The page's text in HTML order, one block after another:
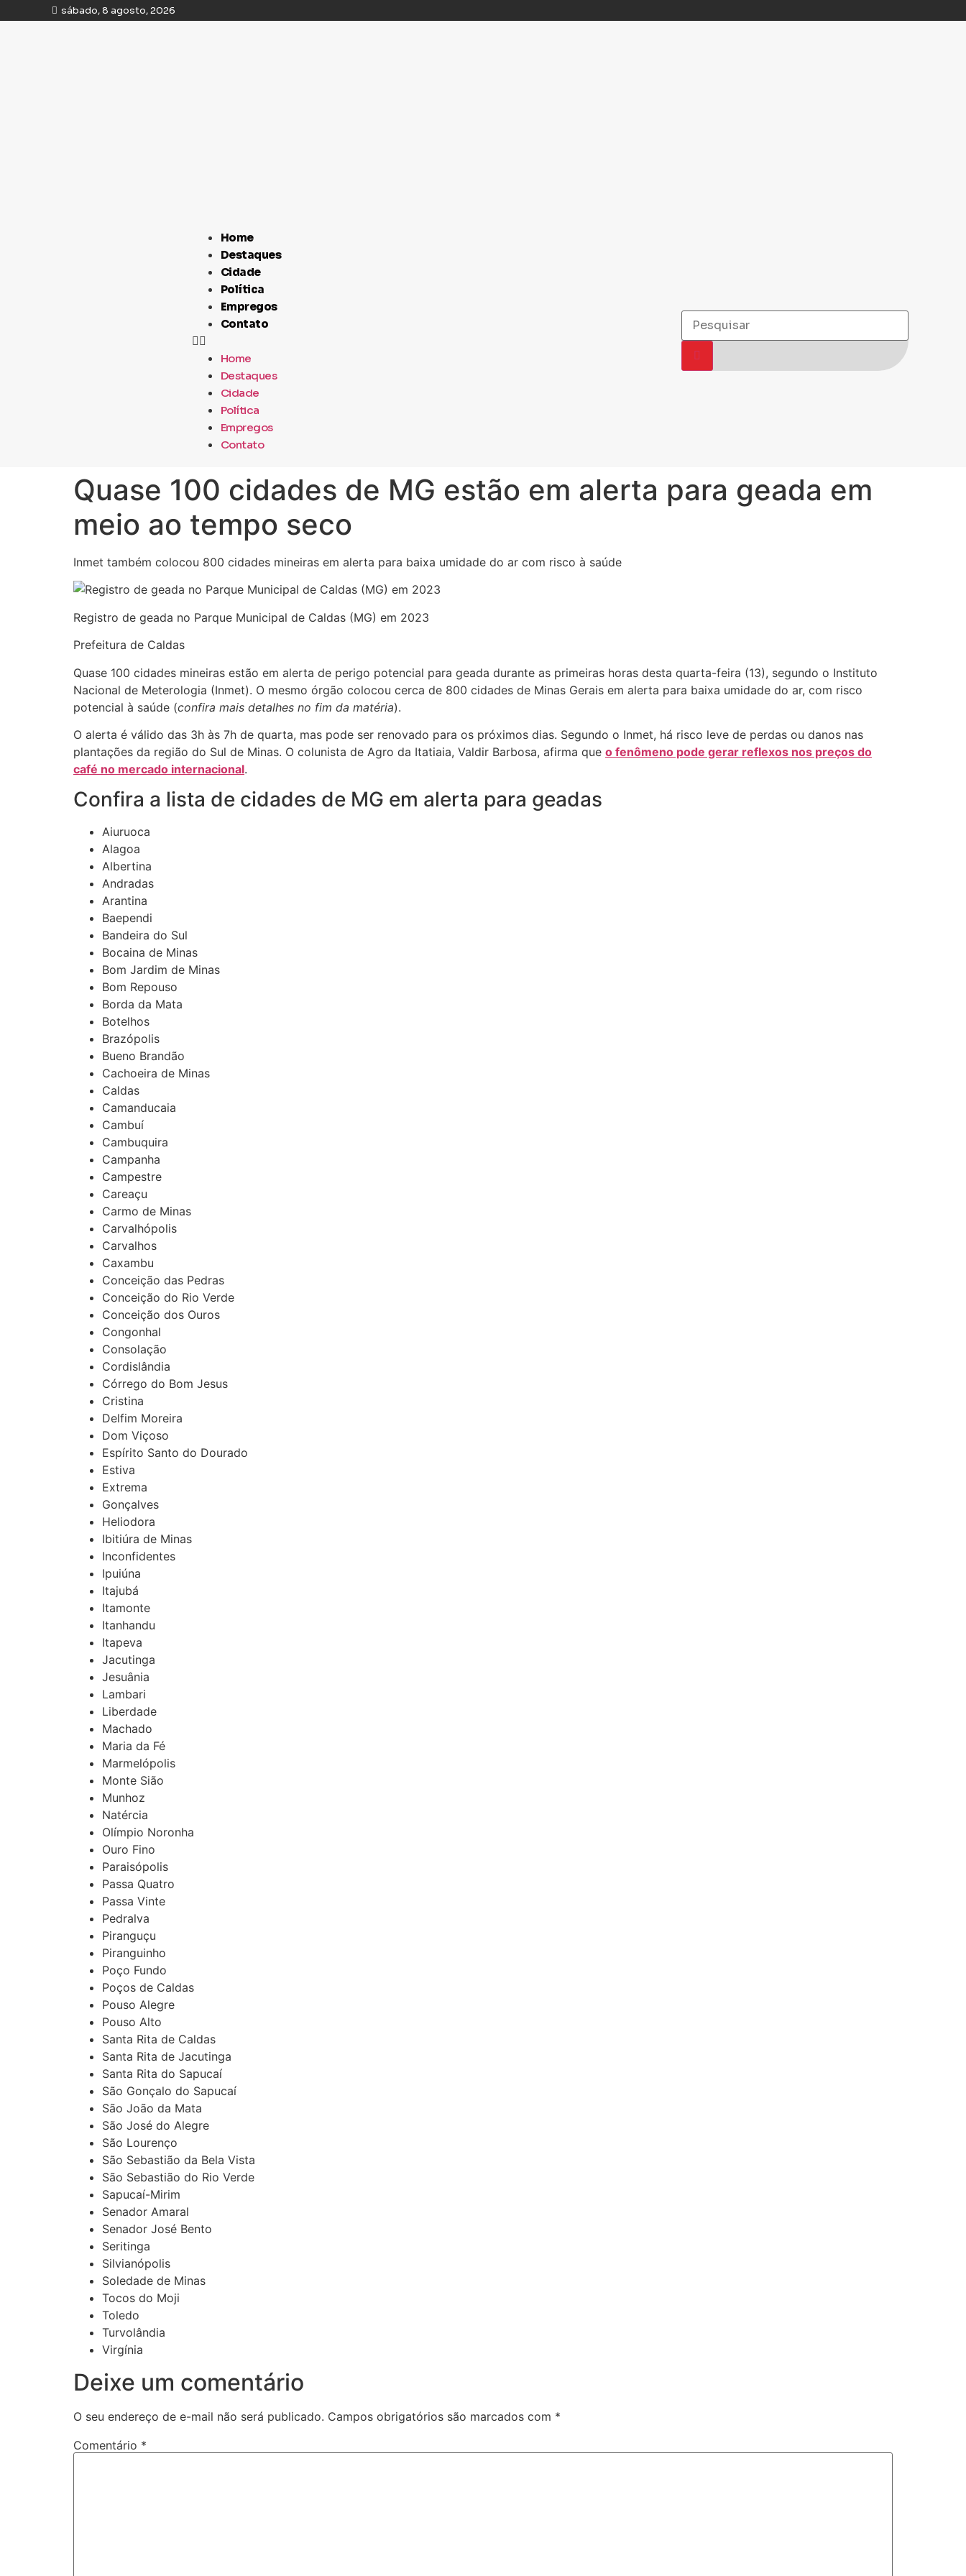
sábado, 8 agosto, 2026
Home
Destaques
Cidade
Política
Empregos
Contato
Home
Destaques
Cidade
Política
Empregos
Contato
Quase 100 cidades de MG estão em alerta para geada em
meio ao tempo seco
Inmet também colocou 800 cidades mineiras em alerta para baixa umidade do ar com risco à saúde
Registro de geada no Parque Municipal de Caldas (MG) em 2023
Prefeitura de Caldas
Quase 100 cidades mineiras estão em alerta de perigo potencial para geada durante as primeiras horas desta quarta-feira (13), segundo o Instituto
Nacional de Meterologia (Inmet). O mesmo órgão colocou cerca de 800 cidades de Minas Gerais em alerta para baixa umidade do ar, com risco
potencial à saúde (confira mais detalhes no fim da matéria).
O alerta é válido das 3h às 7h de quarta, mas pode ser renovado para os próximos dias. Segundo o Inmet, há risco leve de perdas ou danos nas
plantações da região do Sul de Minas. O colunista de Agro da Itatiaia, Valdir Barbosa, afirma que o fenômeno pode gerar reflexos nos preços do
café no mercado internacional.
Confira a lista de cidades de MG em alerta para geadas
Aiuruoca
Alagoa
Albertina
Andradas
Arantina
Baependi
Bandeira do Sul
Bocaina de Minas
Bom Jardim de Minas
Bom Repouso
Borda da Mata
Botelhos
Brazópolis
Bueno Brandão
Cachoeira de Minas
Caldas
Camanducaia
Cambuí
Cambuquira
Campanha
Campestre
Careaçu
Carmo de Minas
Carvalhópolis
Carvalhos
Caxambu
Conceição das Pedras
Conceição do Rio Verde
Conceição dos Ouros
Congonhal
Consolação
Cordislândia
Córrego do Bom Jesus
Cristina
Delfim Moreira
Dom Viçoso
Espírito Santo do Dourado
Estiva
Extrema
Gonçalves
Heliodora
Ibitiúra de Minas
Inconfidentes
Ipuiúna
Itajubá
Itamonte
Itanhandu
Itapeva
Jacutinga
Jesuânia
Lambari
Liberdade
Machado
Maria da Fé
Marmelópolis
Monte Sião
Munhoz
Natércia
Olímpio Noronha
Ouro Fino
Paraisópolis
Passa Quatro
Passa Vinte
Pedralva
Piranguçu
Piranguinho
Poço Fundo
Poços de Caldas
Pouso Alegre
Pouso Alto
Santa Rita de Caldas
Santa Rita de Jacutinga
Santa Rita do Sapucaí
São Gonçalo do Sapucaí
São João da Mata
São José do Alegre
São Lourenço
São Sebastião da Bela Vista
São Sebastião do Rio Verde
Sapucaí-Mirim
Senador Amaral
Senador José Bento
Seritinga
Silvianópolis
Soledade de Minas
Tocos do Moji
Toledo
Turvolândia
Virgínia
Deixe um comentário
O seu endereço de e-mail não será publicado. Campos obrigatórios são marcados com *
Comentário *